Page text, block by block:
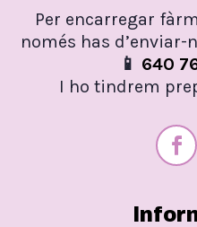
Per encarregar
només has
📱 640
I ho tindrem